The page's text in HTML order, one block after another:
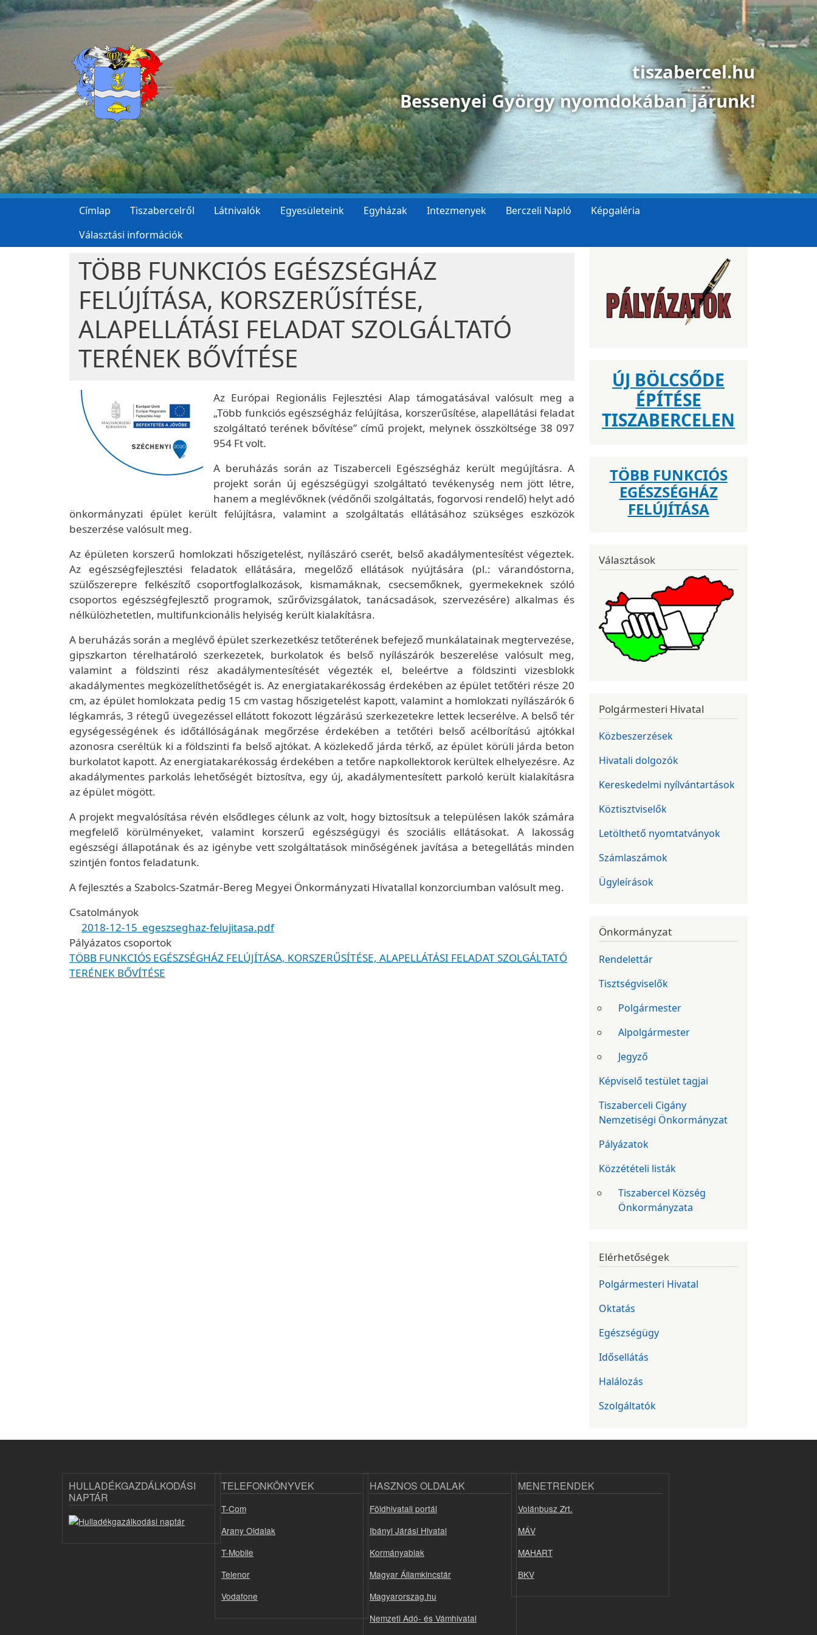
Ugrás a tartalomra
tiszabercel.hu
Bessenyei György nyomdokában járunk!
Címlap Tiszabercelről Látnivalók Egyesületeink Egyházak Intezmenyek Berczeli Napló
Képgaléria
Választási információk
TÖBB FUNKCIÓS EGÉSZSÉGHÁZ
FELÚJÍTÁSA, KORSZERŰSÍTÉSE,
ALAPELLÁTÁSI FELADAT SZOLGÁLTATÓ
TERÉNEK BŐVÍTÉSE
Az Európai Regionális Fejlesztési Alap támogatásával valósult meg a
„Több funkciós egészségház felújítása, korszerűsítése, alapellátási feladat
szolgáltató terének bővítése” című projekt, melynek összköltsége 38 097
954 Ft volt.
A beruházás során az Tiszaberceli Egészségház került megújításra. A
projekt során új egészségügyi szolgáltató tevékenység nem jött létre,
hanem a meglévőknek (védőnői szolgáltatás, fogorvosi rendelő) helyt adó
önkormányzati épület került felújításra, valamint a szolgáltatás ellátásához szükséges eszközök
beszerzése valósult meg.
Az épületen korszerű homlokzati hőszigetelést, nyílászáró cserét, belső akadálymentesítést végeztek.
Az egészségfejlesztési feladatok ellátására, megelőző ellátások nyújtására (pl.: várandóstorna,
szülőszerepre felkészítő csoportfoglalkozások, kismamáknak, csecsemőknek, gyermekeknek szóló
csoportos egészségfejlesztő programok, szűrővizsgálatok, tanácsadások, szervezésére) alkalmas és
nélkülözhetetlen, multifunkcionális helyiség került kialakításra.
A beruházás során a meglévő épület szerkezetkész tetőterének befejező munkálatainak megtervezése,
gipszkarton térelhatároló szerkezetek, burkolatok és belső nyílászárók beszerelése valósult meg,
valamint a földszinti rész akadálymentesítését végezték el, beleértve a földszinti vizesblokk
akadálymentes megközelíthetőségét is. Az energiatakarékosság érdekében az épület tetőtéri része 20
cm, az épület homlokzata pedig 15 cm vastag hőszigetelést kapott, valamint a homlokzati nyílászárók 6
légkamrás, 3 rétegű üvegezéssel ellátott fokozott légzárású szerkezetekre lettek lecserélve. A belső tér
egységességének és időtállóságának megőrzése érdekében a tetőtéri belső acélborítású ajtókkal
azonosra cseréltük ki a földszinti fa belső ajtókat. A közlekedő járda térkő, az épület körüli járda beton
burkolatot kapott. Az energiatakarékosság érdekében a tetőre napkollektorok kerültek elhelyezésre. Az
akadálymentes parkolás lehetőségét biztosítva, egy új, akadálymentesített parkoló került kialakításra
az épület mögött.
A projekt megvalósítása révén elsődleges célunk az volt, hogy biztosítsuk a településen lakók számára
megfelelő körülményeket, valamint korszerű egészségügyi és szociális ellátásokat. A lakosság
egészségi állapotának és az igénybe vett szolgáltatások minőségének javítása a betegellátás minden
szintjén fontos feladatunk.
A fejlesztés a Szabolcs-Szatmár-Bereg Megyei Önkormányzati Hivatallal konzorciumban valósult meg.
Csatolmányok
2018-12-15_egeszseghaz-felujitasa.pdf
Pályázatos csoportok
TÖBB FUNKCIÓS EGÉSZSÉGHÁZ FELÚJÍTÁSA, KORSZERŰSÍTÉSE, ALAPELLÁTÁSI FELADAT SZOLGÁLTATÓ
TERÉNEK BŐVÍTÉSE
ÚJ BÖLCSŐDE
ÉPÍTÉSE
TISZABERCELEN
TÖBB FUNKCIÓS
EGÉSZSÉGHÁZ
FELÚJÍTÁSA
Választások
Polgármesteri Hivatal
Közbeszerzések
Hivatali dolgozók
Kereskedelmi nyílvántartások
Köztisztviselők
Letölthető nyomtatványok
Számlaszámok
Ügyleírások
Önkormányzat
Rendelettár
Tisztségviselők
Polgármester
Alpolgármester
Jegyző
Képviselő testület tagjai
Tiszaberceli Cigány
Nemzetiségi Önkormányzat
Pályázatok
Közzétételi listák
Tiszabercel Község
Önkormányzata
Elérhetőségek
Polgármesteri Hivatal
Oktatás
Egészségügy
Idősellátás
Halálozás
Szolgáltatók
HULLADÉKGAZDÁLKODÁSI
NAPTÁR
TELEFONKÖNYVEK
T-Com
Arany Oldalak
T-Mobile
Telenor
Vodafone
HASZNOS OLDALAK
Földhivatali portál
Ibányi Járási Hivatal
Kormányablak
Magyar Államkincstár
Magyarorszag.hu
Nemzeti Adó- és Vámhivatal
MENETRENDEK
Volánbusz Zrt.
MÁV
MAHART
BKV